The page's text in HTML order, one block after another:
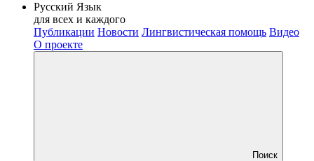
Русский Язык
для всех и каждого
Публикации Новости Лингвистическая помощь Видео
О проекте
Поиск